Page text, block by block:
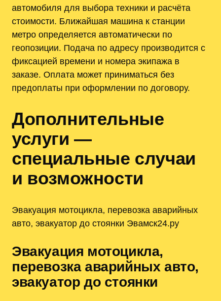
автомобиля для выбора техники и расчёта
стоимости. Ближайшая машина к станции
метро определяется автоматически по
геопозиции. Подача по адресу производится с
фиксацией времени и номера экипажа в
заказе. Оплата может приниматься без
предоплаты при оформлении по договору.
Дополнительные
услуги —
специальные случаи
и возможности
Эвакуация мотоцикла, перевозка аварийных
авто, эвакуатор до стоянки Эвамск24.ру
Эвакуация мотоцикла,
перевозка аварийных авто,
эвакуатор до стоянки